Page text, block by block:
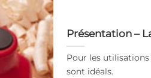
Présentation –
Pour les
sont idéals.